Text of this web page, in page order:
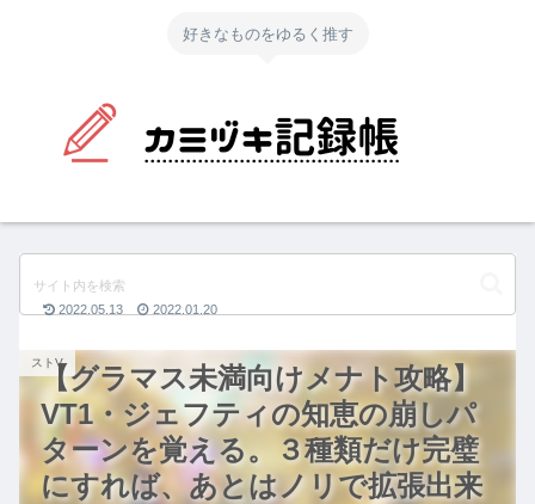
好きなものをゆるく推す
【グラマス未満向けメナト攻略】
VT1・ジェフティの知恵の崩しパ
ターンを覚える。３種類だけ完璧
にすれば、あとはノリで拡張出来
ストV
2022.05.13 2022.01.20